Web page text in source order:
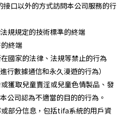
接口以外的方式訪問本公司服務的行
規規定的技術標準的終端
終端
國家的法律、法規等禁止的行為
行數據通信和永久漫遊的行為）
獲取兒童賣淫或兒童色情製品、發
公司認為不適當的目的的行為。
部分信息，包括tifa系統的用戶資